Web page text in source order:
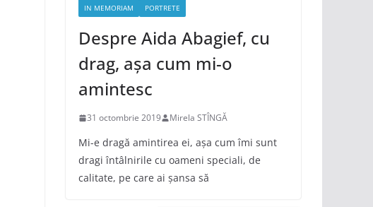
IN MEMORIAM PORTRETE
Despre Aida Abagief, cu
drag, așa cum mi-o
amintesc
31 octombrie 2019 Mirela STÎNGĂ
Mi-e dragă amintirea ei, așa cum îmi sunt
dragi întâlnirile cu oameni speciali, de
calitate, pe care ai șansa să